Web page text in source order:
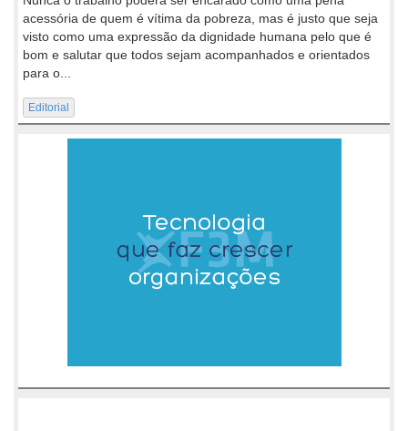
acessória de quem é vítima da pobreza, mas é justo que seja
visto como uma expressão da dignidade humana pelo que é
bom e salutar que todos sejam acompanhados e orientados
para o...
Editorial